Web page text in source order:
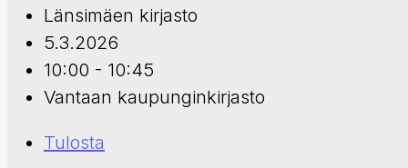
Länsimäen kirjasto
5.3.2026
10:00 - 10:45
Vantaan kaupunginkirjasto
Tulosta